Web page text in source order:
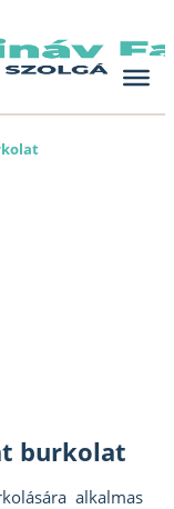
burkolat
alkalmas